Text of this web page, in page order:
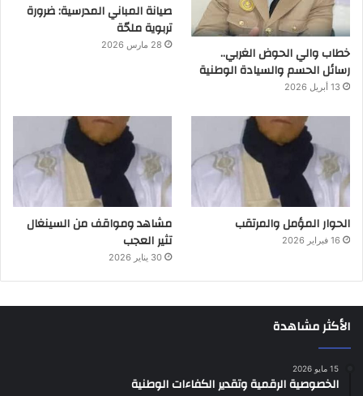
خطاب والي الحوض الغربي..
رسائل الحسم والسيادة الوطنية
13 أبريل 2026
صيانة المباني المدرسية: ضرورة
تربوية ملحّة
28 مارس 2026
الحوار المؤمل والمرتقب
16 فبراير 2026
مشاهد ومواقف من السينغال
تثير العجب
30 يناير 2026
الأكثر مشاهدة
15 مايو 2026
الخصوصية الرقمية وتقدير الكفاءات الوطنية